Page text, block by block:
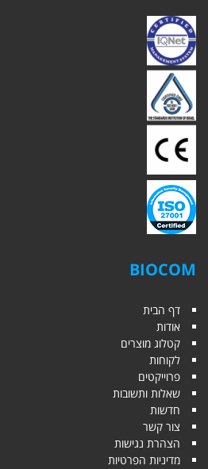
BIOCOM
דף הבית
אודות
קטלוג מוצרים
לקוחות
פרוייקטים
שאלות ותשובות
חדשות
צור קשר
הצהרת נגישות
מדיניות הפרטיות